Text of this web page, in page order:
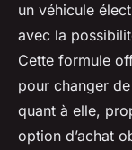
un véhicule
avec la
Cette formule
pour changer
quant à elle,
option d’achat